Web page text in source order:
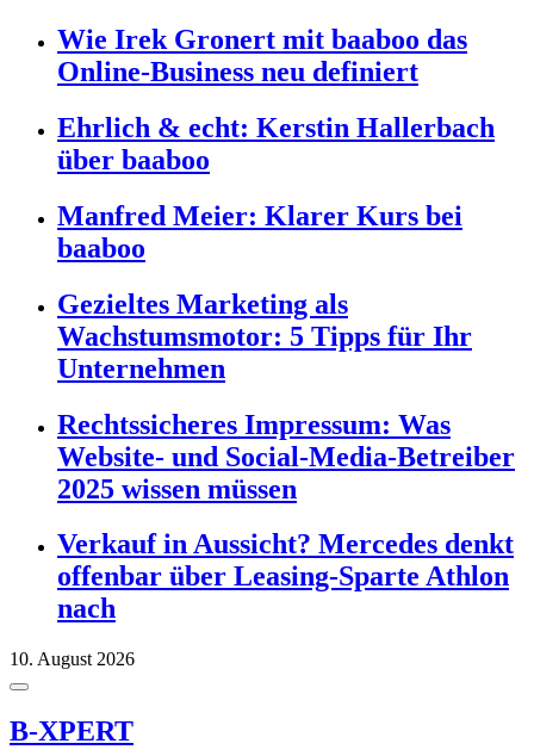
Wie Irek Gronert mit baaboo das
Online-Business neu definiert
Ehrlich & echt: Kerstin Hallerbach
über baaboo
Manfred Meier: Klarer Kurs bei
baaboo
Gezieltes Marketing als
Wachstumsmotor: 5 Tipps für Ihr
Unternehmen
Rechtssicheres Impressum: Was
Website- und Social-Media-Betreiber
2025 wissen müssen
Verkauf in Aussicht? Mercedes denkt
offenbar über Leasing-Sparte Athlon
nach
10. August 2026
B-XPERT